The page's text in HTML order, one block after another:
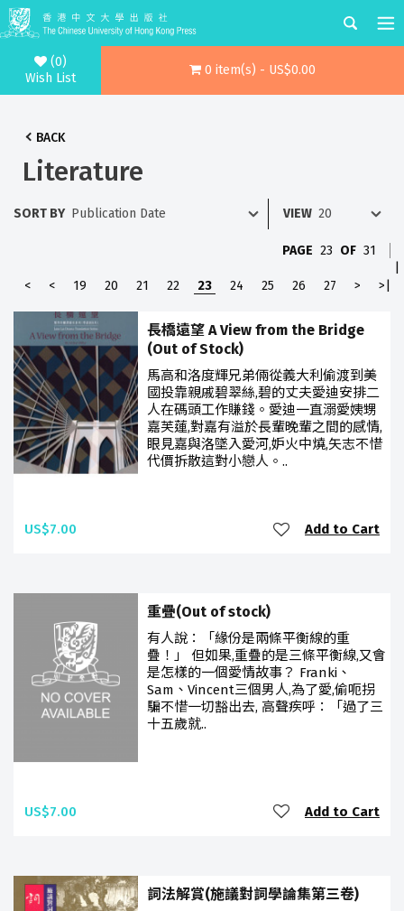
(0)
Wish List
0 item(s) - US$0.00
BACK
Literature
SORT BY VIEW
PAGE 23 OF 31
<
< 19 20 21 22 23 24 25 26 27 > >|
長橋遠望 A View from the Bridge
(Out of Stock)
馬高和洛度輝兄弟倆從義大利偷渡到美
國投靠親戚碧翠絲,碧的丈夫愛迪安排二
人在碼頭工作賺錢。愛迪一直溺愛姨甥
嘉芙蓮,對嘉有溢於長輩晚輩之間的感情,
眼見嘉與洛墜入愛河,妒火中燒,矢志不惜
代價拆散這對小戀人。..
US$7.00 Add to Cart
重疊(Out of stock)
有人說：「緣份是兩條平衡線的重
疊！」 但如果,重疊的是三條平衡線,又會
是怎樣的一個愛情故事？ Franki、
Sam、Vincent三個男人,為了愛,偷呃拐
騙不惜一切豁出去, 高聲疾呼：「過了三
十五歲就..
US$7.00 Add to Cart
詞法解賞(施議對詞學論集第三卷)